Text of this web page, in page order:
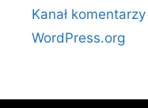
Kanał komentarzy
WordPress.org